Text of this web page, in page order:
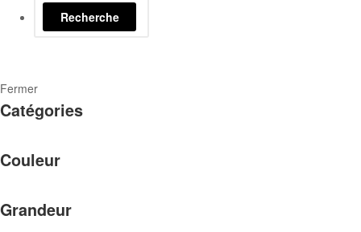
Recherche
Fermer
Catégories
Couleur
Grandeur